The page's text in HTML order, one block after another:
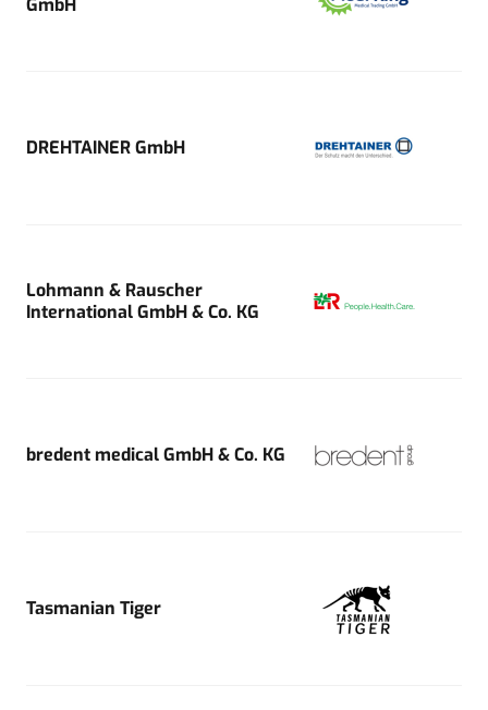
DREHTAINER GmbH
Lohmann & Rauscher
International GmbH & Co. KG
bredent medical GmbH & Co. KG
Tasmanian Tiger